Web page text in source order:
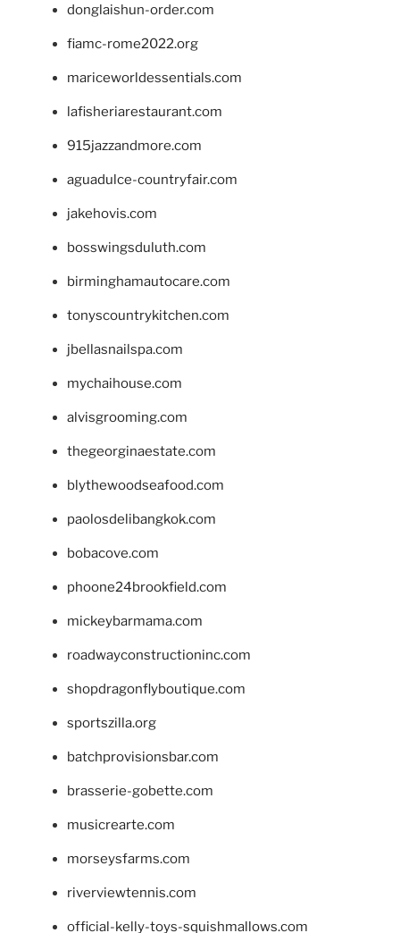
donglaishun-order.com
fiamc-rome2022.org
mariceworldessentials.com
lafisheriarestaurant.com
915jazzandmore.com
aguadulce-countryfair.com
jakehovis.com
bosswingsduluth.com
birminghamautocare.com
tonyscountrykitchen.com
jbellasnailspa.com
mychaihouse.com
alvisgrooming.com
thegeorginaestate.com
blythewoodseafood.com
paolosdelibangkok.com
bobacove.com
phoone24brookfield.com
mickeybarmama.com
roadwayconstructioninc.com
shopdragonflyboutique.com
sportszilla.org
batchprovisionsbar.com
brasserie-gobette.com
musicrearte.com
morseysfarms.com
riverviewtennis.com
official-kelly-toys-squishmallows.com